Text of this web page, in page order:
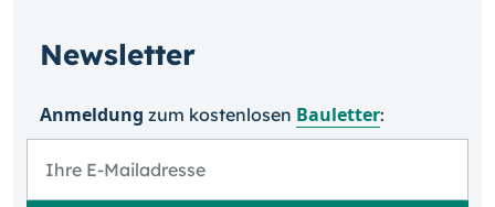
Newsletter
Anmeldung zum kosten­losen Bauletter: